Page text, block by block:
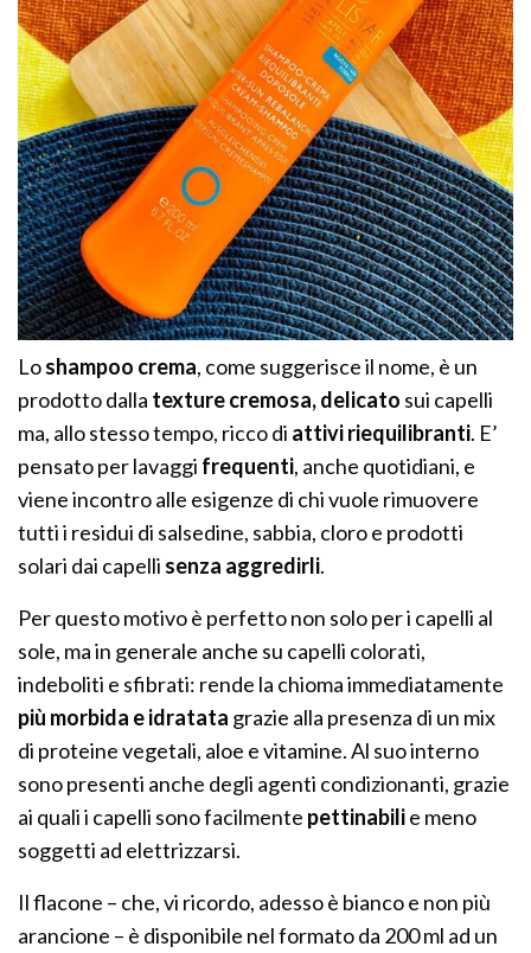
Loshampoo crema, come suggerisce il nome, è un
prodotto dalla texture cremosa, delicato sui capelli
ma, allo stesso tempo, ricco di attivi riequilibranti. E’
pensato per lavaggi frequenti, anche quotidiani, e
viene incontro alle esigenze di chi vuole rimuovere
tutti i residui di salsedine, sabbia, cloro e prodotti
solari dai capelli senza aggredirli.
Per questo motivo è perfetto non solo per i capelli al
sole, ma in generale anche su capelli colorati,
indeboliti e sfibrati: rende la chioma immediatamente
più morbida e idratata grazie alla presenza di un mix
di proteine vegetali, aloe e vitamine. Al suo interno
sono presenti anche degli agenti condizionanti, grazie
ai quali i capelli sono facilmente pettinabilie meno
soggetti ad elettrizzarsi.
Il flacone – che, vi ricordo, adesso è bianco e non più
arancione – è disponibile nel formato da 200 ml ad un